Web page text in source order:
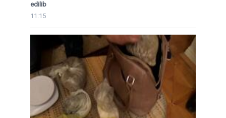
edilib
11:15